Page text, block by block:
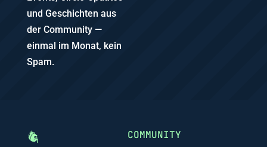
und Geschichten aus
der Community —
einmal im Monat, kein
Spam.
COMMUNITY